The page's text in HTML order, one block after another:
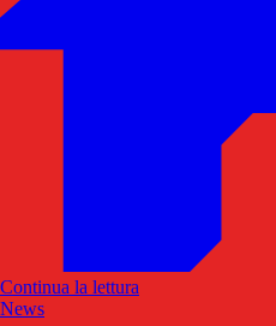
Continua la lettura
News